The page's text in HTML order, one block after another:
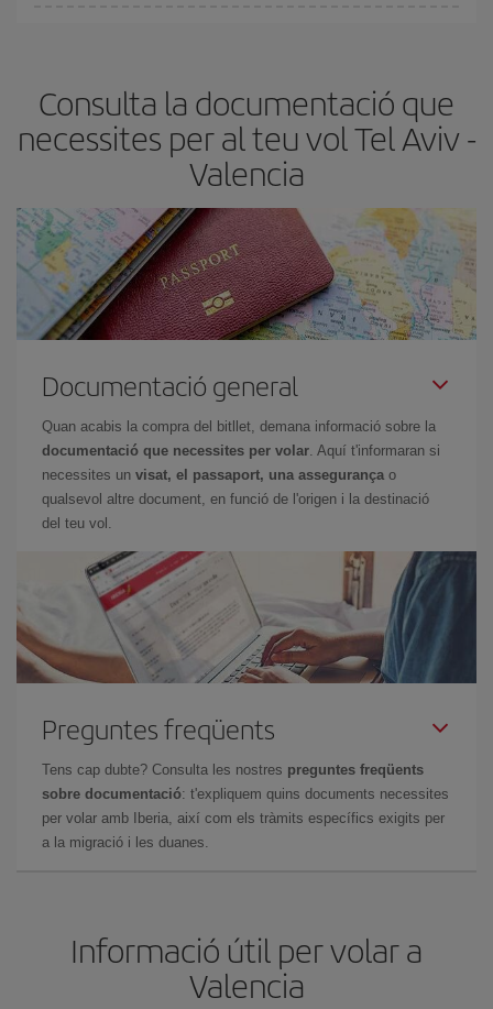
barats et sortiran. A més, si tens flexibilitat amb les dates i els
horaris del viatge, podràstriar el preu més barat.
Consulta la documentació que
necessites per al teu vol Tel Aviv -
Valencia
Documentació general
Quan acabis la compra del bitllet, demana informació sobre la
documentació que necessites per volar. Aquí t'informaran si
necessites un visat, el passaport, una assegurança o
qualsevol altre document, en funció de l'origen i la destinació
del teu vol.
Preguntes freqüents
Tens cap dubte? Consulta les nostres preguntes freqüents
sobre documentació: t'expliquem quins documents necessites
per volar amb Iberia, així com els tràmits específics exigits per
a la migració i les duanes.
Informació útil per volar a
Valencia